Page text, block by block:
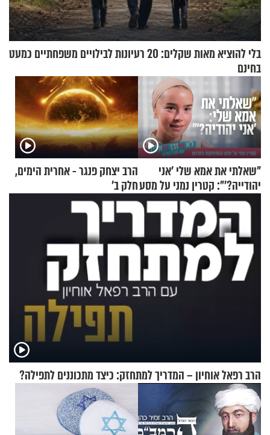
בלי להוציא מאות שקלים: 20 רעיונות לבילויים משפחתיים כמעט
בחינם
"שאלתי את אמא שלי 'אני
יהודייה?'": קטרין נמני על מסע
ההתחזקות המרגש
הרב יצחק פנגר - אחרית הימים,
חלק ב’
הרב רפאל אוחיון – המדריך למתחזק: כיצד מתכוננים לתפילה?